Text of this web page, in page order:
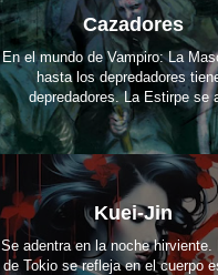
Cazadores
En el mundo de Vampiro: La
hasta los depredadores
depredadores. La Estirpe se
Kuei-Jin
Se adentra en la noche hirviente.
de Tokio se refleja en el cuerpo